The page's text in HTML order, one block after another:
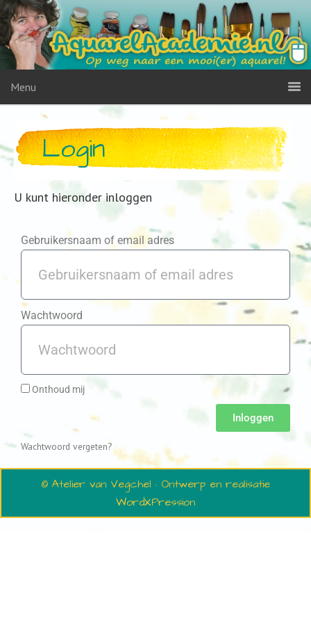
Menu
Login
U kunt hieronder inloggen
Gebruikersnaam of email adres
Wachtwoord
Onthoud mij
Inloggen
Wachtwoord vergeten?
© Atelier van Vegchel · Ontwerp en realisatie
WordXPression